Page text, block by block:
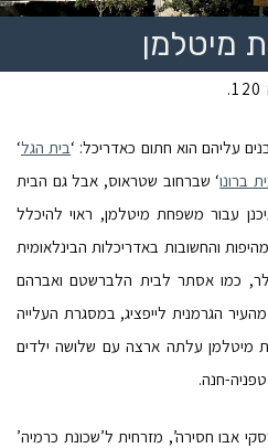
מיטלמן
עליהם הוא חתום כאדריכל: ‘בית הגל‘
ברונו‘ שברחוב שטראוס, אבל גם הבית
תיכנן עבור משפחת מיטלמן, ראוי להיכלל
והחשובות באדריכלות הבינלאומית
אביב. הלר, כמו אסתר לבית הלברשטם ואברהם
הגיע ארצה מהעיר הגרמנית לייפציג, במסגרת העלייה
מיטלמן עלתה ארצה עם שלושה ילדים
חנה.
אבו חסירה’, מזרחית ל’שכונת כרמיה’